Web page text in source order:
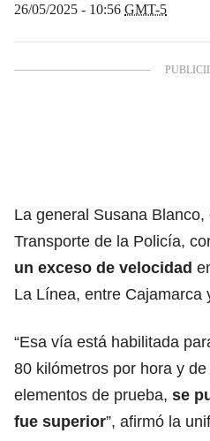
26/05/2025 - 10:56 GMT-5
La general Susana
Transporte de la Policía,
un exceso de velocidad
La Línea, entre Cajamarca
“Esa vía está habilitada
80 kilómetros por hora y
elementos de prueba, se
fue superior”, afirmó la